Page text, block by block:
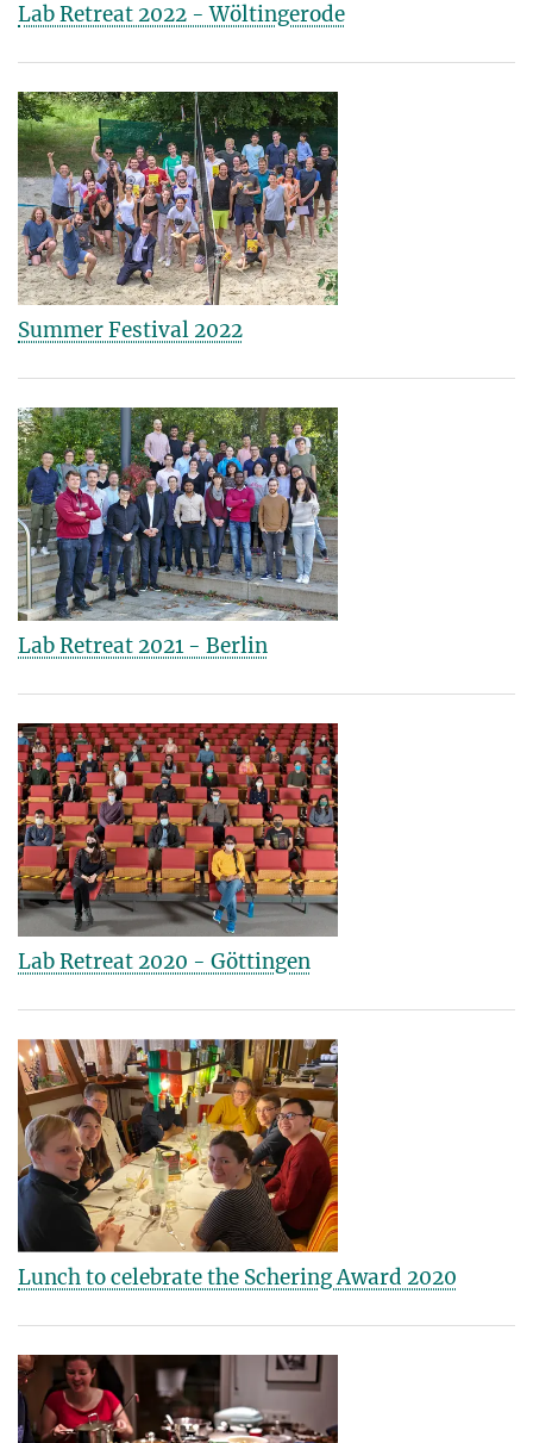
Lab Retreat 2022 - Wöltingerode
Summer Festival 2022
Lab Retreat 2021 - Berlin
Lab Retreat 2020 - Göttingen
Lunch to celebrate the Schering Award 2020